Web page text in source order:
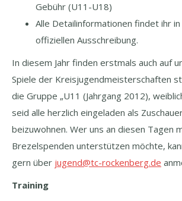
Gebühr (U11-U18)
Alle Detailinformationen findet ihr
offiziellen Ausschreibung.
In diesem Jahr finden erstmals auch auf
Spiele der Kreisjugendmeisterschaften
die Gruppe „U11 (Jahrgang 2012),
seid alle herzlich eingeladen als
beizuwohnen. Wer uns an diesen Tagen
Brezelspenden unterstützen möchte,
gern über jugend@tc-rockenberg.de
Training